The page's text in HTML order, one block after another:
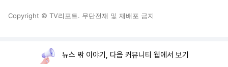
Copyright © TV리포트. 무단전재 및 재배포 금지
뉴스 밖 이야기, 다음 커뮤니티 웹에서 보기